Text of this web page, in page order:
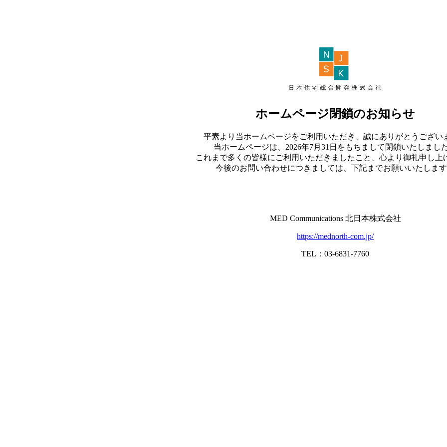
ホームページ閉鎖のお知らせ
平素より当ホームページをご利用いただき、誠にありがとうござい
当ホームページは、2026年7月31日をもちまして閉鎖いたしました
これまで多くの皆様にご利用いただきましたこと、心より御礼申し上
今後のお問い合わせにつきましては、下記までお願いいたします
MED Communications 北日本株式会社
https://mednorth-com.jp/
TEL：03-6831-7760